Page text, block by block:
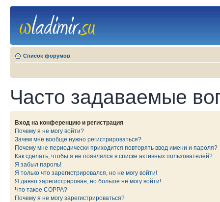
Список форумов
Часто задаваемые
Вход на конференцию и регистрация
Почему я не могу войти?
Зачем мне вообще нужно регистрироваться?
Почему мне периодически приходится повторять ввод имени и пароля?
Как сделать, чтобы я не появлялся в списке активных пользователей?
Я забыл пароль!
Я только что зарегистрировался, но не могу войти!
Я давно зарегистрирован, но больше не могу войти!
Что такое COPPA?
Почему я не могу зарегистрироваться?